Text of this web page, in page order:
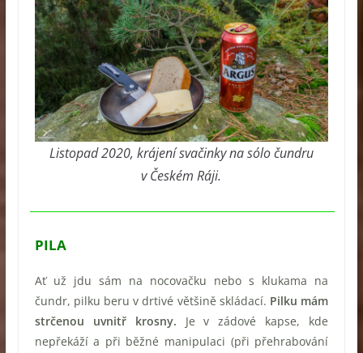
Listopad 2020, krájení svačinky na sólo čundru
v Českém Ráji.
PILA
Ať už jdu sám na nocovačku nebo s klukama na
čundr, pilku beru v drtivé většině skládací. Pilku mám
strčenou uvnitř krosny. Je v zádové kapse, kde
nepřekáží a při běžné manipulaci (při přehrabování